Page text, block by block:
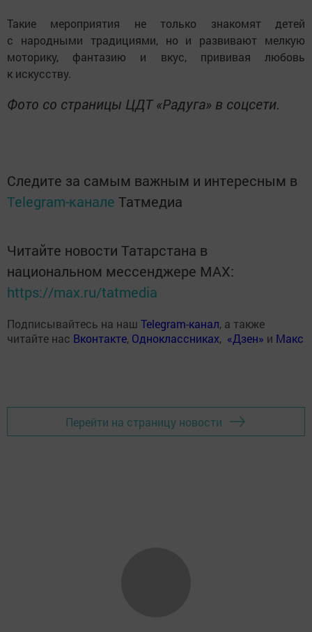
Такие мероприятия не только знакомят детей
с народными традициями, но и развивают мелкую
моторику, фантазию и вкус, прививая любовь
к искусству.
Фото со страницы ЦДТ «Радуга» в соцсети.
Следите за самым важным и интересным в
Telegram-канале Татмедиа
Читайте новости Татарстана в
национальном мессенджере MАХ:
https://max.ru/tatmedia
Подписывайтесь на наш Telegram-канал, а также
читайте нас Вконтакте, Одноклассниках, «Дзен» и Макс
Перейти на страницу новости